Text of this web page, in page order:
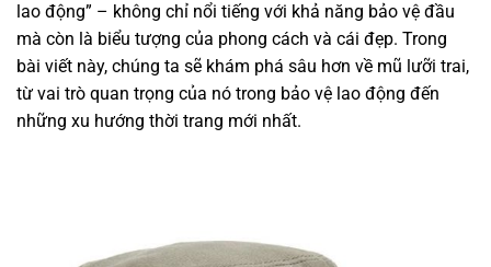
lao động” – không chỉ nổi tiếng với khả năng bảo vệ đầu
mà còn là biểu tượng của phong cách và cái đẹp. Trong
bài viết này, chúng ta sẽ khám phá sâu hơn về mũ lưỡi trai,
từ vai trò quan trọng của nó trong bảo vệ lao động đến
những xu hướng thời trang mới nhất.